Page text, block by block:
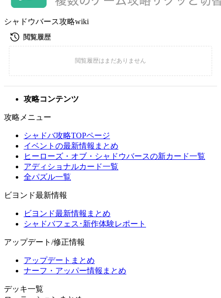
シャドウバース攻略wiki
攻略コンテンツ
攻略メニュー
シャドバ攻略TOPページ
イベントの最新情報まとめ
ヒーローズ・オブ・シャドウバースの新カード一覧
アディショナルカード一覧
全パズル一覧
ビヨンド最新情報
ビヨンド最新情報まとめ
シャドバフェス･新作体験レポート
アップデート/修正情報
アップデートまとめ
ナーフ・アッパー情報まとめ
デッキ一覧